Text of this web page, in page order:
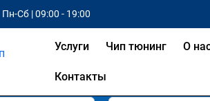
Пн-Сб | 09:00 - 19:00
Услуги Чип тюнинг О
Контакты